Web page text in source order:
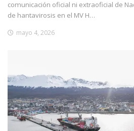
comunicación oficial ni extraoficial de
de hantavirosis en el MV H…
mayo 4, 2026